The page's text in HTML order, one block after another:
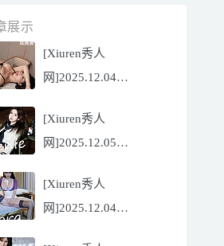
展示
[Xiuren秀人
网]2025.12.04
[81P/751.43MB]
[Xiuren秀人
网]2025.12.05
nienie[60P/642.39MB]
[Xiuren秀人
网]2025.12.04